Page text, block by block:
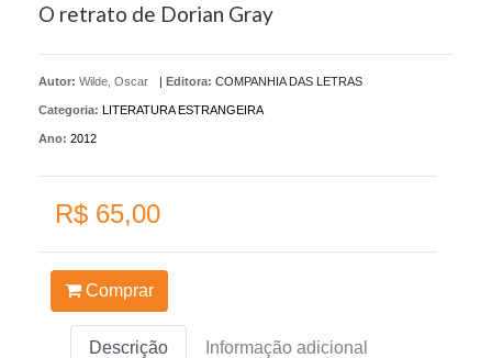
O retrato de Dorian Gray
Autor: Wilde, Oscar Editora: COMPANHIA DAS LETRAS
Categoria: LITERATURA ESTRANGEIRA
Ano: 2012
R$ 65,00
Comprar
Descrição Informação adicional